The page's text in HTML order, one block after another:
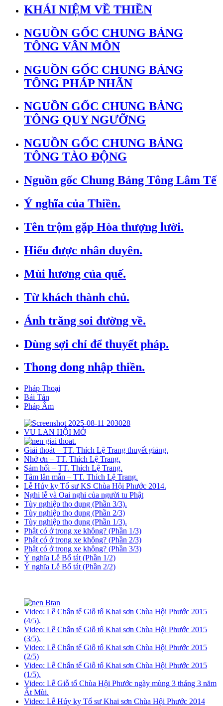
KHÁI NIỆM VỀ THIỀN
NGUỒN GỐC CHUNG BẢNG
TÔNG VÂN MÔN
NGUỒN GỐC CHUNG BẢNG
TÔNG PHÁP NHÃN
NGUỒN GỐC CHUNG BẢNG
TÔNG QUY NGƯỠNG
NGUỒN GỐC CHUNG BẢNG
TÔNG TÀO ĐỘNG
Nguồn gốc Chung Bảng Tông Lâm Tế
Ý nghĩa của Thiền.
Tên trộm gặp Hòa thượng lười.
Hiểu được nhân duyên.
Mùi hương của quế.
Từ khách thành chủ.
Ánh trăng soi đường về.
Dùng sợi chỉ để thuyết pháp.
Thong dong nhập thiền.
Pháp Thoại
Bái Tán
Pháp Âm
VU LAN HỘI MỞ
Giải thoát – TT. Thích Lệ Trang thuyết giảng.
Nhớ ơn – TT. Thích Lệ Trang.
Sám hối – TT. Thích Lệ Trang.
Tâm lân mẫn – TT. Thích Lệ Trang.
Lễ Húy kỵ Tổ sư KS Chùa Hội Phước 2014.
Nghi lễ và Oai nghi của người tu Phật
Tùy nghiệp thọ dụng (Phần 3/3).
Tùy nghiệp thọ dụng (Phần 2/3)
Tùy nghiệp thọ dụng (Phần 1/3).
Phật có ở trong xe không? (Phần 1/3)
Phật có ở trong xe không? (Phần 2/3)
Phật có ở trong xe không? (Phần 3/3)
Ý nghĩa Lễ Bố tát (Phần 1/2)
Ý nghĩa Lễ Bố tát (Phần 2/2)
Video: Lễ Chẩn tế Giỗ tổ Khai sơn Chùa Hội Phước 2015
(4/5).
Video: Lễ Chẩn tế Giỗ tổ Khai sơn Chùa Hội Phước 2015
(3/5).
Video: Lễ Chẩn tế Giỗ tổ Khai sơn Chùa Hội Phước 2015
(2/5)
Video: Lễ Chẩn tế Giỗ tổ Khai sơn Chùa Hội Phước 2015
(1/5).
Video: Lễ Giỗ tổ Chùa Hội Phước ngày mùng 3 tháng 3 năm
Ất Mùi.
Video: Lễ Húy kỵ Tổ sư Khai sơn Chùa Hội Phước 2014